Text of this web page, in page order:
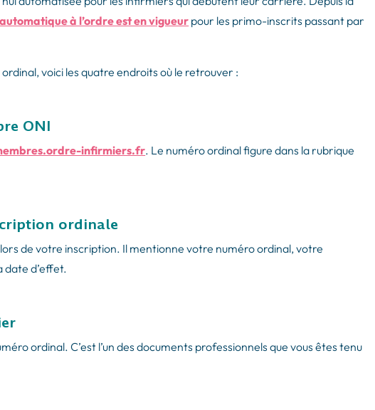
à l’ordre est en vigueur pour les primo-inscrits passant par
voici les quatre endroits où le retrouver :
ONI
infirmiers.fr. Le numéro ordinal figure dans la rubrique
ordinale
de votre inscription. Il mentionne votre numéro ordinal, votre
date d’effet.
ordinal. C’est l’un des documents professionnels que vous êtes tenu